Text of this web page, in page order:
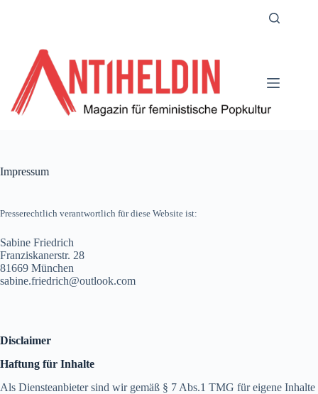
Impressum
Presserechtlich verantwortlich für diese Website ist:
Sabine Friedrich
Franziskanerstr. 28
81669 München
sabine.friedrich@outlook.com
Disclaimer
Haftung für Inhalte
Als Diensteanbieter sind wir gemäß § 7 Abs.1 TMG für eigene Inhalte